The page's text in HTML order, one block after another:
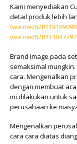
Kami menyediakan
detail produk lebih
(wa.me/
(wa.me/
Brand Image pada
semaksimal
cara. Mengenalkan
dengan membuat
ini dilakukan untuk
perusahaan ke
Mengenalkan
cara cara diatas